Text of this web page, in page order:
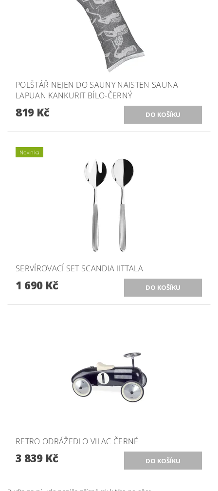
POLŠTÁŘ NEJEN DO SAUNY NAISTEN SAUNA
LAPUAN KANKURIT BÍLO-ČERNÝ
819 Kč
Novinka
SERVÍROVACÍ SET SCANDIA IITTALA
1 690 Kč
RETRO ODRÁŽEDLO VILAC ČERNÉ
3 839 Kč